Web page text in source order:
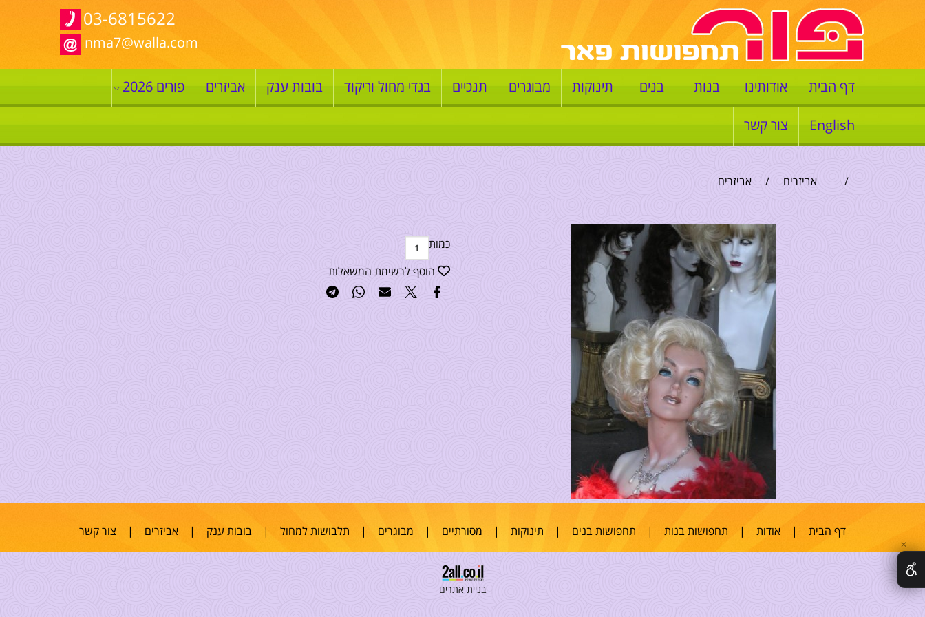
03-6815622
nma7@walla.com
דף הבית אודותינו בנות בנים תינוקות מבוגרים תנכיים בגדי מחול וריקוד בובות ענק אביזרים פורים 2026
English צור קשר
/ אביזרים / אביזרים
כמות
הוסף לרשימת המשאלות
דף הבית | אודות | תחפושות בנות | תחפושות בנים | תינוקות | מסורתיים | מבוגרים | תלבושות למחול | בובות ענק | אביזרים | צור קשר
בניית אתרים
✕